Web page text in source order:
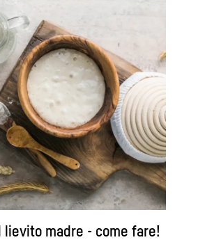
lievito madre - come fare!